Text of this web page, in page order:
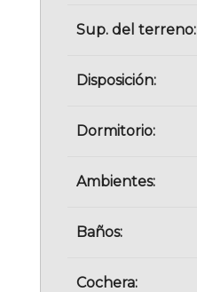
Sup. del terreno:
Disposición:
Dormitorio:
Ambientes:
Baños:
Cochera: